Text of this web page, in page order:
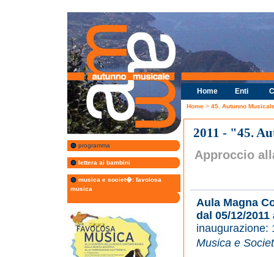
programma
lettera ai bambini
musica e societ�: favolosa
musica
Home Enti
Home > 45. Autunno
2011 - "45.
Approccio
Aula Magna
dal 05/12/2011
inaugurazione:
Musica e